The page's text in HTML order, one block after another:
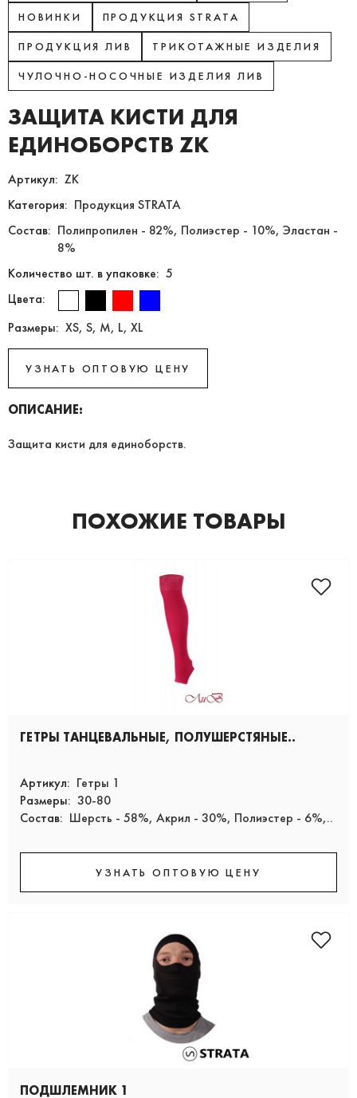
НОВИНКИ ПРОДУКЦИЯ STRATA
ПРОДУКЦИЯ ЛИВ ТРИКОТАЖНЫЕ ИЗДЕЛИЯ
ЧУЛОЧНО-НОСОЧНЫЕ ИЗДЕЛИЯ ЛИВ
ЗАЩИТА КИСТИ ДЛЯ
ЕДИНОБОРСТВ ZK
Артикул: ZK
Категория: Продукция STRATA
Состав: Полипропилен - 82%, Полиэстер - 10%, Эластан -
8%
Количество шт. в упаковке: 5
Цвета:
Размеры: XS, S, M, L, XL
УЗНАТЬ ОПТОВУЮ ЦЕНУ
ОПИСАНИЕ:
Защита кисти для единоборств.
ПОХОЖИЕ ТОВАРЫ
ГЕТРЫ ТАНЦЕВАЛЬНЫЕ, ПОЛУШЕРСТЯНЫЕ..
Артикул: Гетры 1
Размеры: 30-80
Состав: Шерсть - 58%, Акрил - 30%, Полиэстер - 6%,..
УЗНАТЬ ОПТОВУЮ ЦЕНУ
ПОДШЛЕМНИК 1